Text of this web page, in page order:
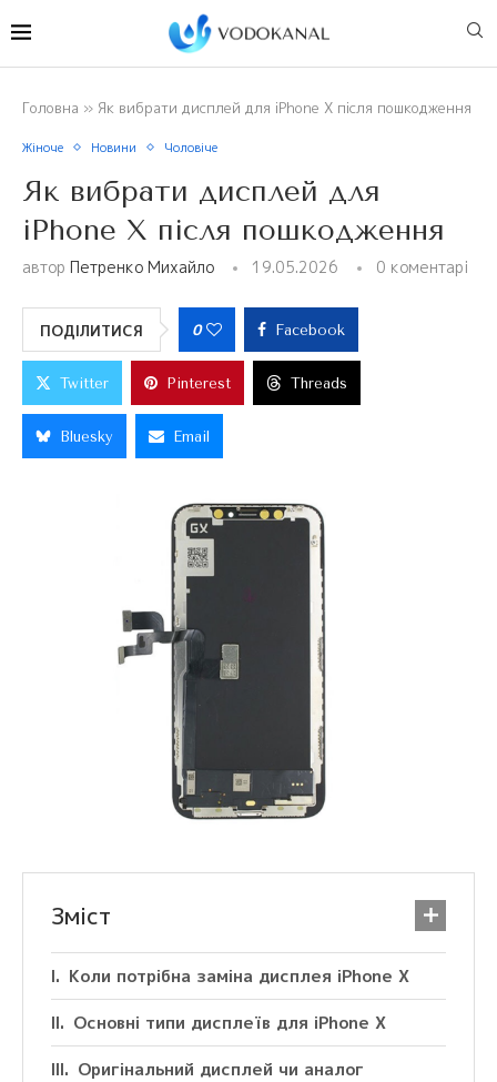
Головна » Як вибрати дисплей для iPhone X після пошкодження
Жіноче Новини Чоловіче
Як вибрати дисплей для
iPhone X після пошкодження
автор Петренко Михайло 19.05.2026 0 коментарі
ПОДІЛИТИСЯ 0 Facebook
Twitter Pinterest Threads
Bluesky Email
Зміст
Коли потрібна заміна дисплея iPhone X
Основні типи дисплеїв для iPhone X
Оригінальний дисплей чи аналог